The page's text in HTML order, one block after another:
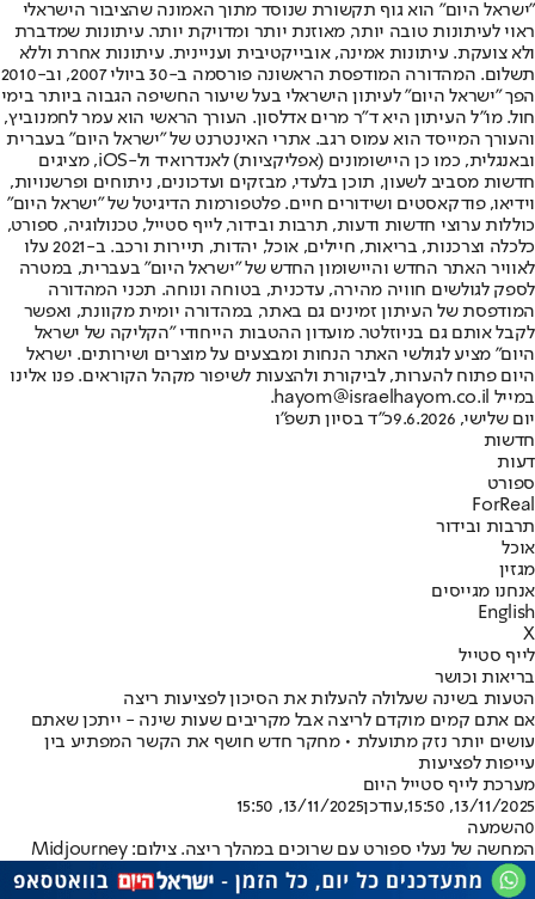
"ישראל היום" הוא גוף תקשורת שנוסד מתוך האמונה שהציבור הישראלי
ראוי לעיתונות טובה יותר, מאוזנת יותר ומדויקת יותר. עיתונות שמדברת
ולא צועקת. עיתונות אמינה, אובייקטיבית ועניינית. עיתונות אחרת וללא
תשלום. המהדורה המודפסת הראשונה פורסמה ב-30 ביולי 2007, וב-2010
הפך "ישראל היום" לעיתון הישראלי בעל שיעור החשיפה הגבוה ביותר בימי
חול. מו"ל העיתון היא ד"ר מרים אדלסון. העורך הראשי הוא עמר לחמנוביץ,
והעורך המייסד הוא עמוס רגב. אתרי האינטרנט של "ישראל היום" בעברית
ובאנגלית, כמו כן היישומונים (אפליקציות) לאנדרואיד ול-iOS, מציגים
חדשות מסביב לשעון, תוכן בלעדי, מבזקים ועדכונים, ניתוחים ופרשנויות,
וידיאו, פודקאסטים ושידורים חיים. פלטפורמות הדיגיטל של "ישראל היום"
כוללות ערוצי חדשות ודעות, תרבות ובידור, לייף סטייל, טכנולוגיה, ספורט,
כלכלה וצרכנות, בריאות, חיילים, אוכל, יהדות, תיירות ורכב. ב-2021 עלו
לאוויר האתר החדש והיישומון החדש של "ישראל היום" בעברית, במטרה
לספק לגולשים חוויה מהירה, עדכנית, בטוחה ונוחה. תכני המהדורה
המודפסת של העיתון זמינים גם באתר, במהדורה יומית מקוונת, ואפשר
לקבל אותם גם בניוזלטר. מועדון ההטבות הייחודי "הקליקה של ישראל
היום" מציע לגולשי האתר הנחות ומבצעים על מוצרים ושירותים. ישראל
היום פתוח להערות, לביקורת ולהצעות לשיפור מקהל הקוראים. פנו אלינו
במייל hayom@israelhayom.co.il.
יום שלישי, 9.6.2026
כ"ד בסיון תשפ"ו
חדשות
דעות
ספורט
ForReal
תרבות ובידור
אוכל
מגזין
אנחנו מגייסים
English
X
לייף סטייל
בריאות וכושר
הטעות בשינה שעלולה להעלות את הסיכון לפציעות ריצה
אם אתם קמים מוקדם לריצה אבל מקריבים שעות שינה - ייתכן שאתם
עושים יותר נזק מתועלת • מחקר חדש חושף את הקשר המפתיע בין
עייפות לפציעות
מערכת לייף סטייל היום
13/11/2025, 15:50
,עודכן13/11/2025, 15:50
0השמעה
המחשה של נעלי ספורט עם שרוכים במהלך ריצה. צילום: Midjourney